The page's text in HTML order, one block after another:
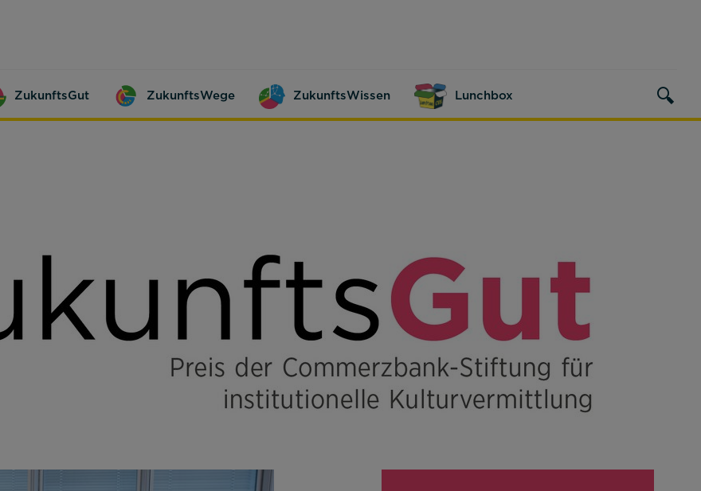
ZukunftsGut ZukunftsWege ZukunftsWissen Lunchbox